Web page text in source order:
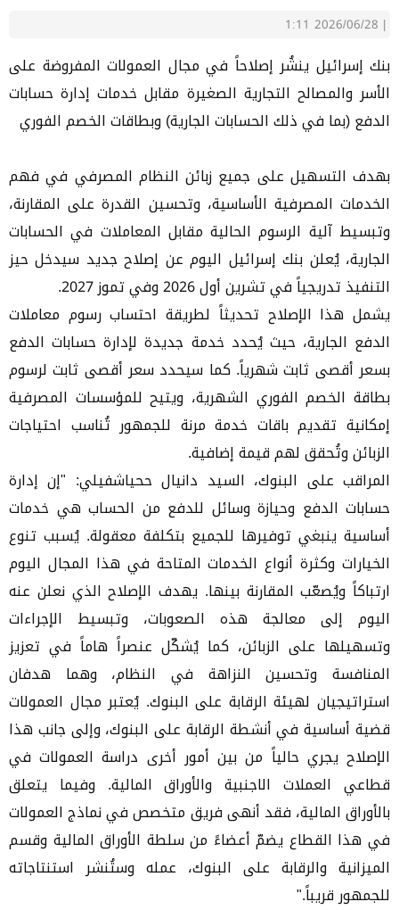
|
2026/06/28 1:11
بنك إسرائيل ينشُر إصلاحاً في مجال العمولات المفروضة على
الأسر والمصالح التجارية الصغيرة مقابل خدمات إدارة حسابات
الدفع (بما في ذلك الحسابات الجارية) وبطاقات الخصم الفوري
بهدف التسهيل على جميع زبائن النظام المصرفي في فهم
الخدمات المصرفية الأساسية، وتحسين القدرة على المقارنة،
وتبسيط آلية الرسوم الحالية مقابل المعاملات في الحسابات
الجارية، يُعلن بنك إسرائيل اليوم عن إصلاح جديد سيدخل حيز
التنفيذ تدريجياً في تشرين أول 2026 وفي تموز 2027.
يشمل هذا الإصلاح تحديثاً لطريقة احتساب رسوم معاملات
الدفع الجارية، حيث يُحدد خدمة جديدة لإدارة حسابات الدفع
بسعر أقصى ثابت شهرياً. كما سيحدد سعر أقصى ثابت لرسوم
بطاقة الخصم الفوري الشهرية، ويتيح للمؤسسات المصرفية
إمكانية تقديم باقات خدمة مرنة للجمهور تُناسب احتياجات
الزبائن وتُحقق لهم قيمة إضافية.
المراقب على البنوك، السيد دانيال ححياشفيلي: "إن إدارة
حسابات الدفع وحيازة وسائل للدفع من الحساب هي خدمات
أساسية ينبغي توفيرها للجميع بتكلفة معقولة. يُسبب تنوع
الخيارات وكثرة أنواع الخدمات المتاحة في هذا المجال اليوم
ارتباكاً ويُصعّب المقارنة بينها. يهدف الإصلاح الذي نعلن عنه
اليوم إلى معالجة هذه الصعوبات، وتبسيط الإجراءات
وتسهيلها على الزبائن، كما يُشكّل عنصراً هاماً في تعزيز
المنافسة وتحسين النزاهة في النظام، وهما هدفان
استراتيجيان لهيئة الرقابة على البنوك. يُعتبر مجال العمولات
قضية أساسية في أنشطة الرقابة على البنوك، وإلى جانب هذا
الإصلاح يجري حالياً من بين أمور أخرى دراسة العمولات في
قطاعي العملات الاجنبية والأوراق المالية. وفيما يتعلق
بالأوراق المالية، فقد أنهى فريق متخصص في نماذج العمولات
في هذا القطاع يضمّ أعضاءً من سلطة الأوراق المالية وقسم
الميزانية والرقابة على البنوك، عمله وستُنشر استنتاجاته
للجمهور قريباً."